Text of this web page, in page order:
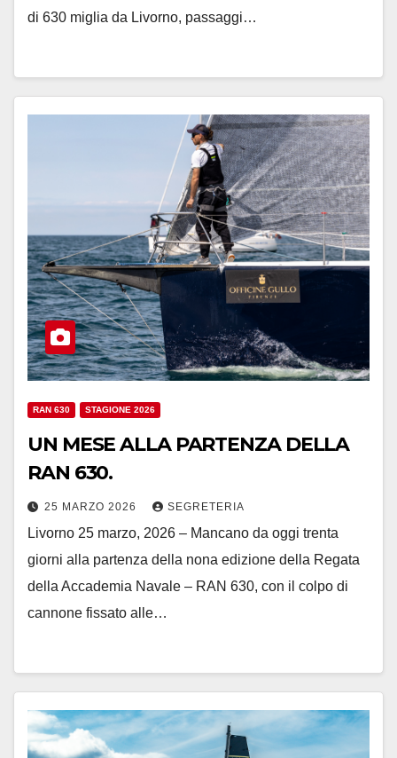
di 630 miglia da Livorno, passaggi…
RAN 630 STAGIONE 2026
UN MESE ALLA PARTENZA DELLA
RAN 630.
25 MARZO 2026 SEGRETERIA
Livorno 25 marzo, 2026 – Mancano da oggi trenta
giorni alla partenza della nona edizione della Regata
della Accademia Navale – RAN 630, con il colpo di
cannone fissato alle…